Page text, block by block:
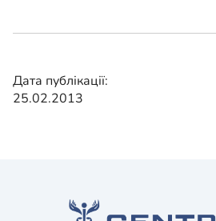
Дата публікації:
25.02.2013